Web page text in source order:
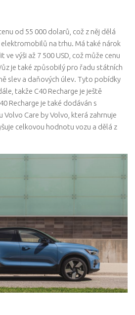
od 55 000 dolarů, což z něj dělá
na trhu. Má také nárok
výši až 7 500 USD, což může cenu
je také způsobilý pro řadu státních
slev a daňových úlev. Tyto pobídky
takže C40 Recharge je ještě
Recharge je také dodáván s
Care by Volvo, která zahrnuje
celkovou hodnotu vozu a dělá z